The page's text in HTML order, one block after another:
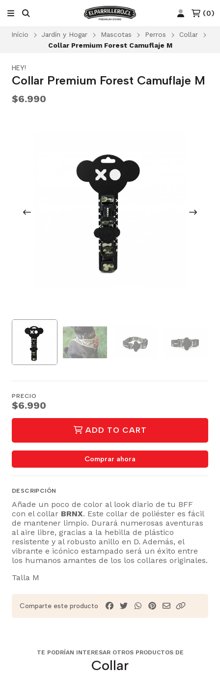
(0)
Início Jardín y Hogar Mascotas Perros
Collar
Collar Premium Forest Camuflaje M
HEY!
Collar Premium Forest Camuflaje M
$6.990
PRECIO
$6.990
ADD TO CART
Comprar ahora
DESCRIPCIÓN
Añade un poco de color al look diario de tu BFF
con el collar BRNX. Este collar de poliéster es fácil
de mantener limpio. Durará numerosas aventuras
al aire libre, gracias a la hebilla de plástico
resistente y al robusto anillo en D. Además, el
vibrante e icónico estampado será un éxito entre
los humanos amantes de los los collares originales.
Talla M
Comparte este producto
TE PODRÍAN INTERESAR OTROS PRODUCTOS DE
Collar